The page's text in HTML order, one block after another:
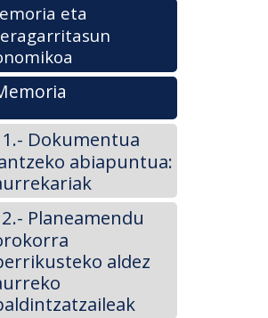
eta
1.- Dokumentua
abiapuntua:
2.- Planeamendu
aldez